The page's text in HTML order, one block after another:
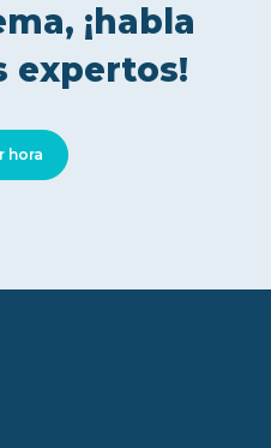
hora
¡habla
expertos!